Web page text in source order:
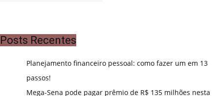
Posts Recentes
Planejamento financeiro pessoal: como fazer um em 13
passos!
Mega-Sena pode pagar prêmio de R$ 135 milhões nesta